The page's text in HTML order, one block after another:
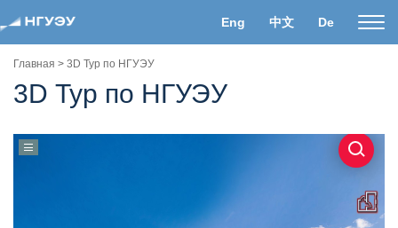
Eng 中文 De
Главная > 3D Тур по НГУЭУ
3D Тур по НГУЭУ